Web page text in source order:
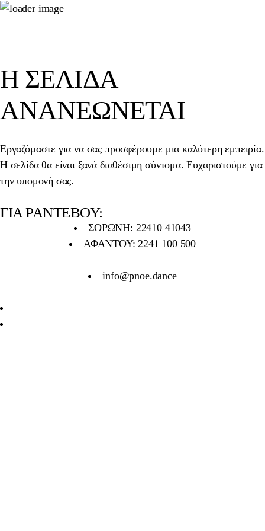
Η ΣΕΛΊΔΑ
ΑΝΑΝΕΏΝΕΤΑΙ
Εργαζόμαστε για να σας προσφέρουμε μια καλύτερη εμπειρία.
Η σελίδα θα είναι ξανά διαθέσιμη σύντομα. Ευχαριστούμε για
την υπομονή σας.
ΓΙΑ ΡΑΝΤΕΒΟΥ:
ΣΟΡΩΝΗ: 22410 41043
ΑΦΑΝΤΟΥ: 2241 100 500
info@pnoe.dance